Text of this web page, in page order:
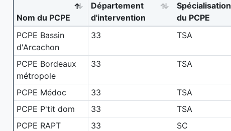
Nom du PCPE
Département
d'intervention
Spécialisation
du PCPE
PCPE Bassin
d'Arcachon
33 TSA
PCPE Bordeaux
métropole
33 TSA
PCPE Médoc 33
TSA
PCPE P'tit dom
33
TSA
PCPE RAPT
33 SC